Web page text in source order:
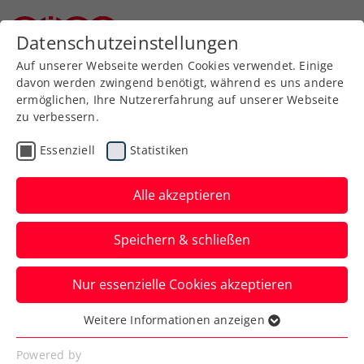
Zurück zur Newsübersicht
Turniere
Sparkasse Salzburg
Open: Auch Rodionov,
Misolic und Ofner im
Achtelfinale
Damit ist beim ATP-Challenger am 1. STC
im Salzburger Volksgarten ein ÖTV-
Quartett weiter im Rennen.
Datenschutzeinstellungen
Auf unserer Webseite werden Cookies verwendet. Einige
davon werden zwingend benötigt, während es uns andere
ermöglichen, Ihre Nutzererfahrung auf unserer Webseite
zu verbessern.
Essenziell Statistiken
Alle akzeptieren
Speichern & schließen
Nur essenzielle Cookies akzeptieren
Essenziell
Essenzielle Cookies werden für grundlegende
Weitere Informationen anzeigen
Powered by